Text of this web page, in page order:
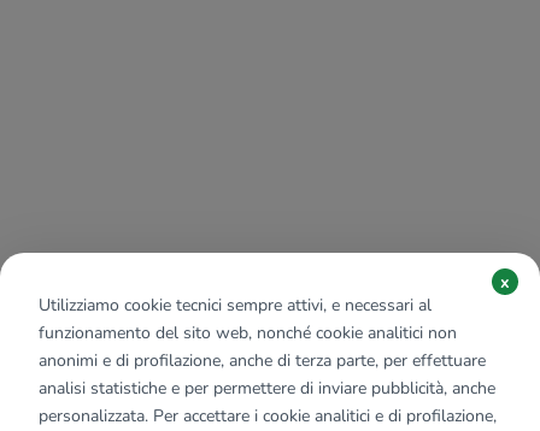
Utilizziamo cookie tecnici sempre attivi, e necessari al
funzionamento del sito web, nonché cookie analitici non
anonimi e di profilazione, anche di terza parte, per effettuare
analisi statistiche e per permettere di inviare pubblicità, anche
personalizzata. Per accettare i cookie analitici e di profilazione,
x